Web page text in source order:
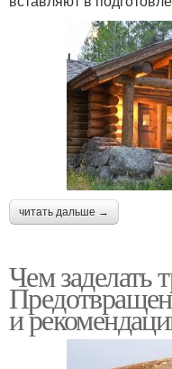
читать дальше →
Чем заделать
и